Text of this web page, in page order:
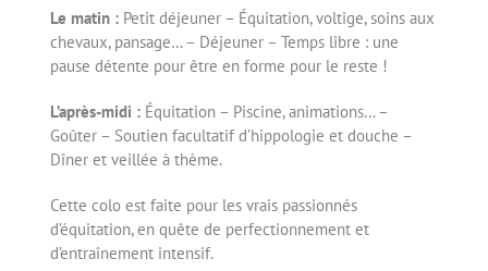
Le matin : Petit déjeuner – Équitation, voltige, soins aux
chevaux, pansage… – Déjeuner – Temps libre : une
pause détente pour être en forme pour le reste !
L’après-midi : Équitation – Piscine, animations… –
Goûter – Soutien facultatif d’hippologie et douche –
Dîner et veillée à thème.
Cette colo est faite pour les vrais passionnés
d’équitation, en quête de perfectionnement et
d’entraînement intensif.